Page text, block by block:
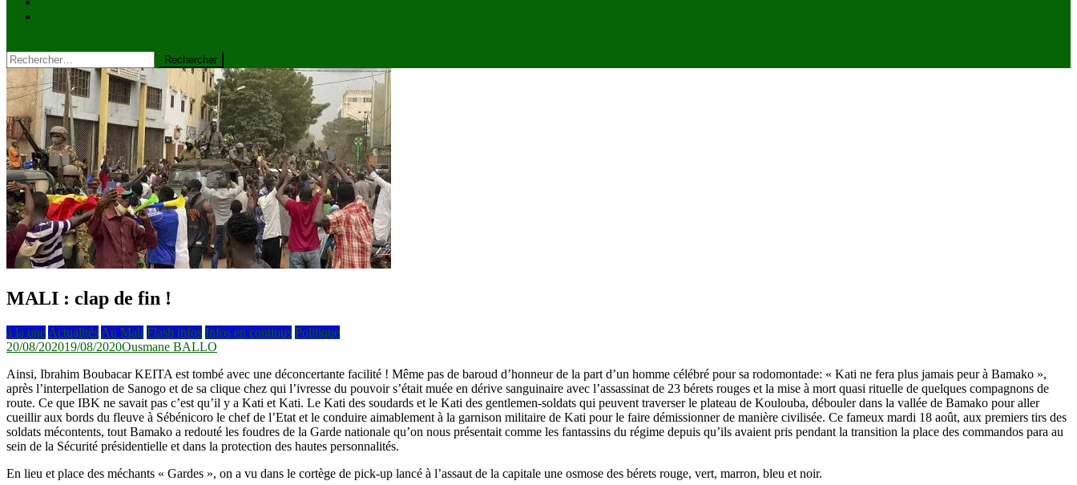
Rechercher :
MALI : clap de fin !
à la une Actualités Au Mali Flash infos Infos en continus Politique
20/08/202019/08/2020Ousmane BALLO
Ainsi, Ibrahim Boubacar KEITA est tombé avec une déconcertante facilité ! Même pas de baroud d’honneur de la part d’un homme célébré pour sa rodomontade: « Kati ne fera plus jamais peur à Bamako »,
après l’interpellation de Sanogo et de sa clique chez qui l’ivresse du pouvoir s’était muée en dérive sanguinaire avec l’assassinat de 23 bérets rouges et la mise à mort quasi rituelle de quelques compagnons de
route. Ce que IBK ne savait pas c’est qu’il y a Kati et Kati. Le Kati des soudards et le Kati des gentlemen-soldats qui peuvent traverser le plateau de Koulouba, débouler dans la vallée de Bamako pour aller
cueillir aux bords du fleuve à Sébénicoro le chef de l’Etat et le conduire aimablement à la garnison militaire de Kati pour le faire démissionner de manière civilisée. Ce fameux mardi 18 août, aux premiers tirs des
soldats mécontents, tout Bamako a redouté les foudres de la Garde nationale qu’on nous présentait comme les fantassins du régime depuis qu’ils avaient pris pendant la transition la place des commandos para au
sein de la Sécurité présidentielle et dans la protection des hautes personnalités.
En lieu et place des méchants « Gardes », on a vu dans le cortège de pick-up lancé à l’assaut de la capitale une osmose des bérets rouge, vert, marron, bleu et noir.